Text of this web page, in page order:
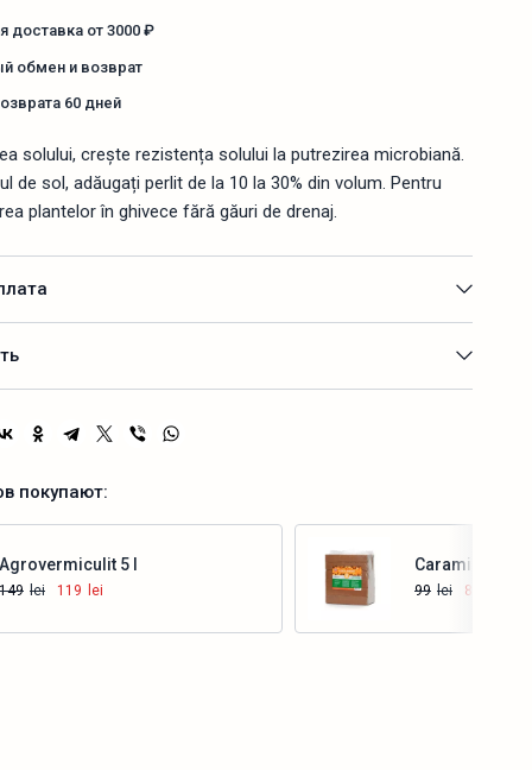
доставка от 3000 ₽
обмен и возврат
60 дней
solului, crește rezistența solului la putrezirea microbiană.
de sol, adăugați perlit de la 10 la 30% din volum. Pentru
plantelor în ghivece fără găuri de drenaj.
покупают:
Agrovermiculit 5 l
149 lei 119 lei
Купить
Caramida Bio
99 lei 89
Купить